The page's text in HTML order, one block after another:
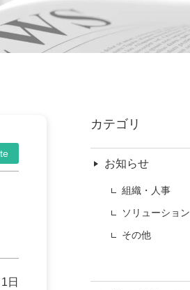
日
カテゴリ
お知らせ
組織・人事
ソリューション
その他